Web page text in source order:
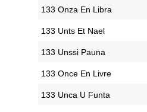
‎133 Onza En Libra
‎133 Unts Et Nael
‎133 Unssi Pauna
‎133 Once En Livre
‎133 Unca U Funta